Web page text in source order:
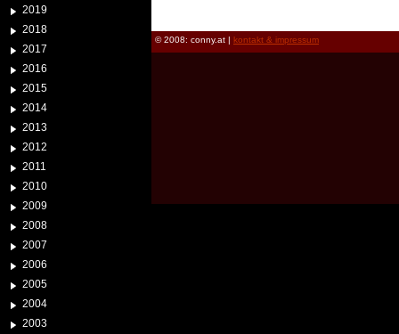
2019
2018
2017
2016
2015
2014
2013
2012
2011
2010
2009
2008
2007
2006
2005
2004
2003
© 2008: conny.at | kontakt & impressum